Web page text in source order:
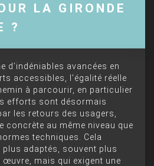
LA GIRONDE
?
d’indéniables avancées en
accessibles, l’égalité réelle
à parcourir, en particulier
efforts sont désormais
les retours des usagers,
concrète au même niveau que
techniques. Cela
adaptés, souvent plus
œuvre, mais qui exigent une